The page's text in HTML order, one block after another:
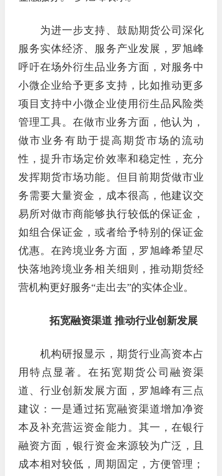
会员大
会员动
文化建
境内外
会议交
国际交
行业要
媒体看
协会治
为进一步支持、鼓励期货公司深化
服务实体经济、服务产业发展，罗旭峰
呼吁在场外衍生品业务方面，对服务中
小微企业给予更多支持，比如推动更多
项目支持中小微企业使用衍生品风险类
管理工具。在做市业务方面，他认为，
做市业务有助于提高期货市场的流动
性，提升市场定价效率和稳定性，充分
发挥期货市场功能。但目前期货做市业
务需要大量资金，成本很高，他建议交
易所对做市商能够执行较低的保证金，
如组合保证金，或者给予特别的保证金
优惠。在跨境业务方面，罗旭峰希望尽
快落地跨境业务相关细则，推动期货经
营机构更好服务“走出去”的实体企业。
拓宽融资渠道 推动行业创新发展
机构研报显示，期货行业高资本占
用特点显著。在拓宽期货公司融资渠
道、行业创新发展方面，罗旭峰有三点
建议：一是通过拓宽融资渠道增加净资
本及补充营运资金能力。其一，在银行
融资方面，银行资金来源较为广泛，且
成本相对较低，周期固定，方便管理；